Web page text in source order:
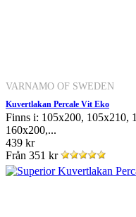
VARNAMO OF SWEDEN
Kuvertlakan Percale Vit Eko
Finns i: 105x200, 105x210,
160x200,...
439 kr
Från 351 kr